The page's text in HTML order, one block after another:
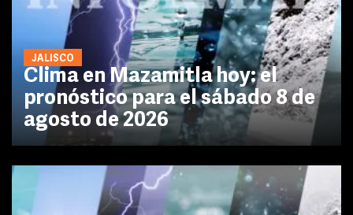
JALISCO
Clima en Mazamitla hoy: el
pronóstico para el sábado 8 de
agosto de 2026